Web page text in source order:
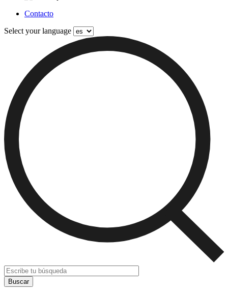
Contacto
Select your language